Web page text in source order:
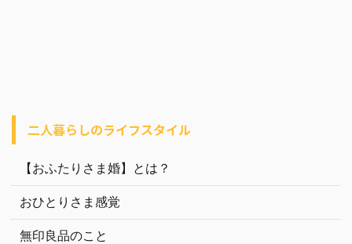
二人暮らしのライフスタイル
【おふたりさま婚】とは？
おひとりさま感覚
無印良品のこと